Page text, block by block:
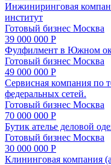
Инжиниринговая
институт
Готовый бизнес Москва
39 000 000 Р
Фулфилмент в Южном
Готовый бизнес Москва
49 000 000 Р
Сервисная компания по
федеральных сетей.
Готовый бизнес Москва
70 000 000 Р
Бутик ателье деловой
Готовый бизнес Москва
30 000 000 Р
Клининговая компания